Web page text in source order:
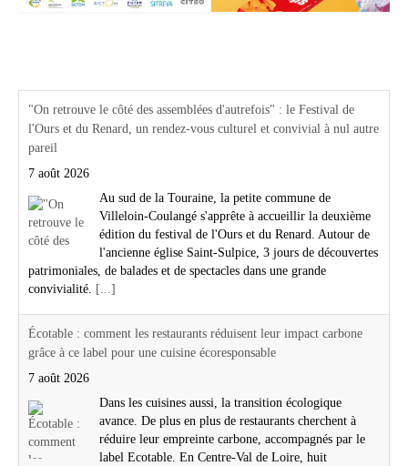
"On retrouve le côté des assemblées d'autrefois" : le Festival de
l'Ours et du Renard, un rendez-vous culturel et convivial à nul autre
pareil
7 août 2026
Au sud de la Touraine, la petite commune de
Villeloin-Coulangé s'apprête à accueillir la deuxième
édition du festival de l'Ours et du Renard. Autour de
l'ancienne église Saint-Sulpice, 3 jours de découvertes
patrimoniales, de balades et de spectacles dans une grande
convivialité. [...]
Écotable : comment les restaurants réduisent leur impact carbone
grâce à ce label pour une cuisine écoresponsable
7 août 2026
Dans les cuisines aussi, la transition écologique
avance. De plus en plus de restaurants cherchent à
réduire leur empreinte carbone, accompagnés par le
label Ecotable. En Centre-Val de Loire, huit